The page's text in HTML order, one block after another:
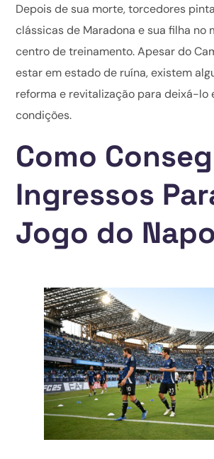
Depois de sua morte, torcedores
clássicas de Maradona e sua filha no
centro de treinamento. Apesar do
estar em estado de ruína, existem
reforma e revitalização para deixá-lo
condições.
Como
Ingressos
Jogo do